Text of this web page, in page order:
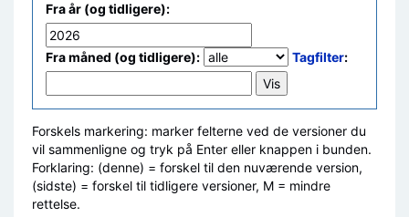
Fra år (og tidligere):
Fra måned (og tidligere): Tagfilter:
Forskels markering: marker felterne ved de versioner du
vil sammenligne og tryk på Enter eller knappen i bunden.
Forklaring: (denne) = forskel til den nuværende version,
(sidste) = forskel til tidligere versioner, M = mindre
rettelse.